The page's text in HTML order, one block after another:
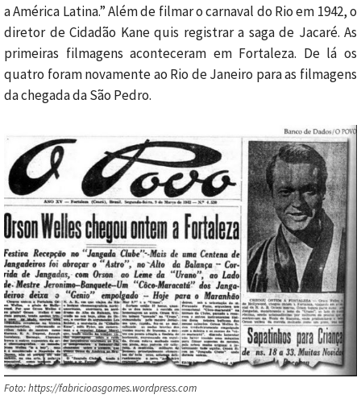
a América Latina.” Além de filmar o carnaval do Rio em 1942, o
diretor de Cidadão Kane quis registrar a saga de Jacaré. As
primeiras filmagens aconteceram em Fortaleza. De lá os
quatro foram novamente ao Rio de Janeiro para as filmagens
da chegada da São Pedro.
Foto: https://fabricioasgomes.wordpress.com